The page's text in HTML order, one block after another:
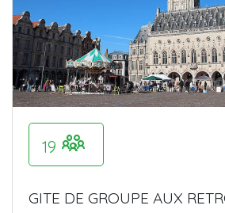
19
GITE DE GROUPE AUX